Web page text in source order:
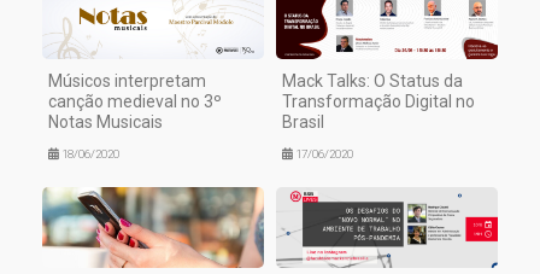
Músicos interpretam
canção medieval no 3º
Notas Musicais
18/06/2020
Mack Talks: O Status da
Transformação Digital no
Brasil
17/06/2020